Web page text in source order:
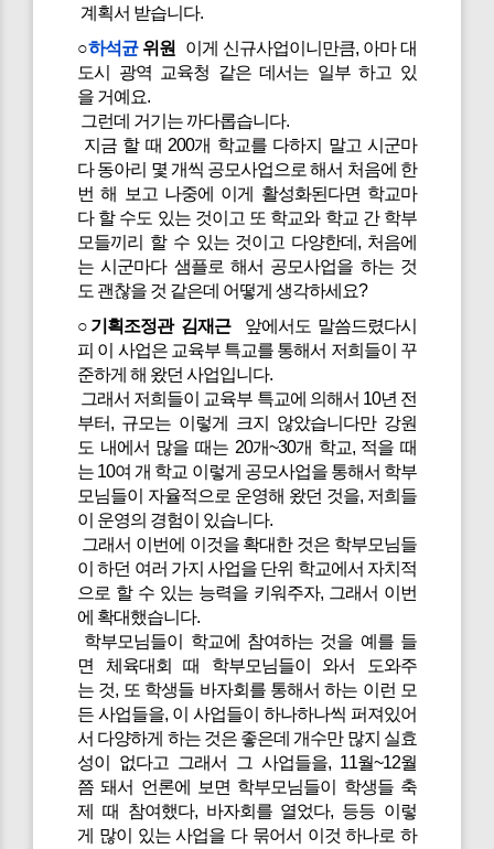
계획서 받습니다.
○하석균위원
이게 신규사업이니만큼, 아마 대
도시 광역 교육청 같은 데서는 일부 하고 있
을 거예요.
그런데 거기는 까다롭습니다.
지금 할 때 200개 학교를 다하지 말고 시군마
다 동아리 몇 개씩 공모사업으로 해서 처음에 한
번 해 보고 나중에 이게 활성화된다면 학교마
다 할 수도 있는 것이고 또 학교와 학교 간 학부
모들끼리 할 수 있는 것이고 다양한데, 처음에
는 시군마다 샘플로 해서 공모사업을 하는 것
도 괜찮을 것 같은데 어떻게 생각하세요?
○기획조정관 김재근앞에서도 말씀드렸다시
피 이 사업은 교육부 특교를 통해서 저희들이 꾸
준하게 해 왔던 사업입니다.
그래서 저희들이 교육부 특교에 의해서 10년 전
부터, 규모는 이렇게 크지 않았습니다만 강원
도 내에서 많을 때는 20개~30개 학교, 적을 때
는 10여 개 학교 이렇게 공모사업을 통해서 학부
모님들이 자율적으로 운영해 왔던 것을, 저희들
이 운영의 경험이 있습니다.
그래서 이번에 이것을 확대한 것은 학부모님들
이 하던 여러 가지 사업을 단위 학교에서 자치적
으로 할 수 있는 능력을 키워주자, 그래서 이번
에 확대했습니다.
학부모님들이 학교에 참여하는 것을 예를 들
면 체육대회 때 학부모님들이 와서 도와주
는 것, 또 학생들 바자회를 통해서 하는 이런 모
든 사업들을, 이 사업들이 하나하나씩 퍼져있어
서 다양하게 하는 것은 좋은데 개수만 많지 실효
성이 없다고 그래서 그 사업들을, 11월~12월
쯤 돼서 언론에 보면 학부모님들이 학생들 축
제 때 참여했다, 바자회를 열었다, 등등 이렇
게 많이 있는 사업을 다 묶어서 이것 하나로 하